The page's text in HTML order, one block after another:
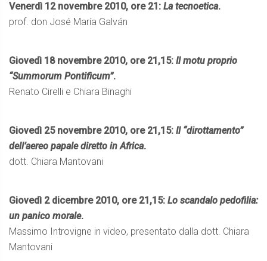
Venerdì 12 novembre 2010, ore 21: La tecnoetica.
prof. don José María Galván
Giovedì 18 novembre 2010, ore 21,15: Il motu proprio
“Summorum Pontificum”.
Renato Cirelli e Chiara Binaghi
Giovedì 25 novembre 2010, ore 21,15: Il “dirottamento”
dell’aereo papale diretto in Africa.
dott. Chiara Mantovani
Giovedì 2 dicembre 2010, ore 21,15: Lo scandalo pedofilia:
un panico morale.
Massimo Introvigne in video, presentato dalla dott. Chiara
Mantovani